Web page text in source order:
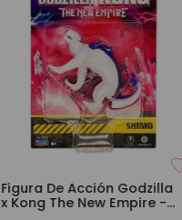
Figura De Acción Godzilla
x Kong The New Empire -